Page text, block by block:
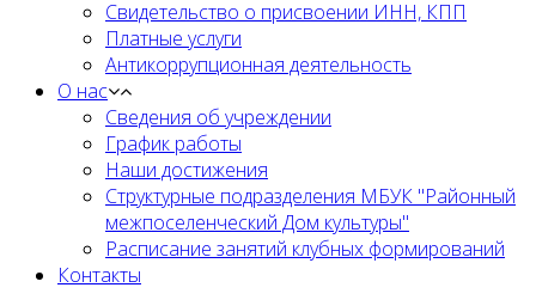
Cвидетельство о присвоении ИНН, КПП
Платные услуги
Антикоррупционная деятельность
О нас
Сведения об учреждении
График работы
Наши достижения
Структурные подразделения МБУК "Районный
межпоселенческий Дом культуры"
Расписание занятий клубных формирований
Контакты